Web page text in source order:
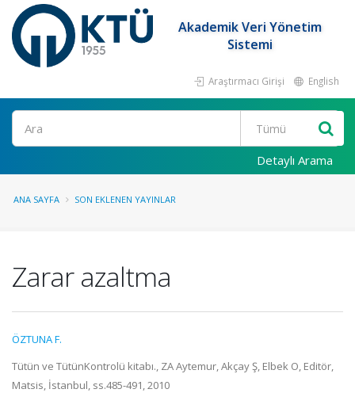
Akademik Veri Yönetim
Sistemi
Araştırmacı Girişi English
Ara
Detaylı Arama
ANA SAYFA SON EKLENEN YAYINLAR
Zarar azaltma
ÖZTUNA F.
Tütün ve TütünKontrolü kitabı., ZA Aytemur, Akçay Ş, Elbek O, Editör,
Matsis, İstanbul, ss.485-491, 2010